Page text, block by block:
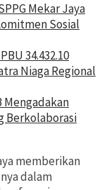
Mekar Jaya
Sosial
34.432.10
Niaga Regional
Mengadakan
Berkolaborasi
memberikan
dalam